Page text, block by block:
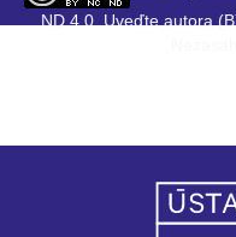
ND 4.0. Uveďte autora